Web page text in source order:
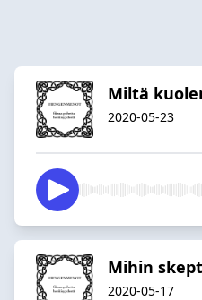
Miltä
2020-05-23
Mihin
2020-05-17